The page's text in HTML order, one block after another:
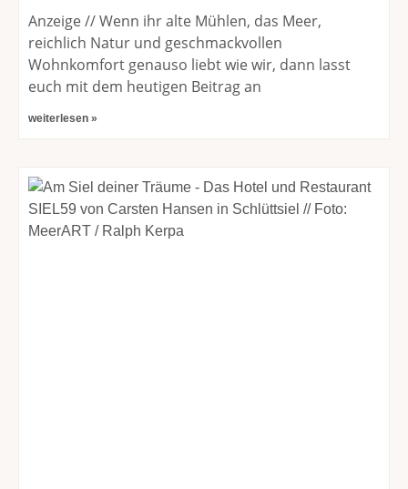
Anzeige // Wenn ihr alte Mühlen, das Meer,
reichlich Natur und geschmackvollen
Wohnkomfort genauso liebt wie wir, dann lasst
euch mit dem heutigen Beitrag an
weiterlesen »